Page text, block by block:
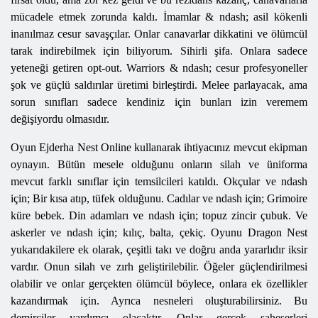
mücadele etmek zorunda kaldı. İmamlar & ndash; asil kökenli
inanılmaz cesur savaşçılar. Onlar canavarlar dikkatini ve ölümcül
tarak indirebilmek için biliyorum. Sihirli şifa. Onlara sadece
yeteneği getiren opt-out. Warriors & ndash; cesur profesyoneller
şok ve güçlü saldırılar üretimi birleştirdi. Melee parlayacak, ama
sorun sınıfları sadece kendiniz için bunları izin veremem
değişiyordu olmasıdır.
OyunEjderha Nest Online kullanarak ihtiyacınız mevcut ekipman
oynayın. Bütün mesele olduğunu onların silah ve üniforma
mevcut farklı sınıflar için temsilcileri katıldı. Okçular ve ndash
için; Bir kısa atıp, tüfek olduğunu. Cadılar ve ndash için; Grimoire
küre bebek. Din adamları ve ndash için; topuz zincir çubuk. Ve
askerler ve ndash için; kılıç, balta, çekiç. Oyunu Dragon Nest
yukarıdakilere ek olarak, çeşitli takı ve doğru anda yararlıdır iksir
vardır. Onun silah ve zırh geliştirilebilir. Öğeler güçlendirilmesi
olabilir ve onlar gerçekten ölümcül böylece, onlara ek özellikler
kazandırmak için. Ayrıca nesneleri oluşturabilirsiniz. Bu